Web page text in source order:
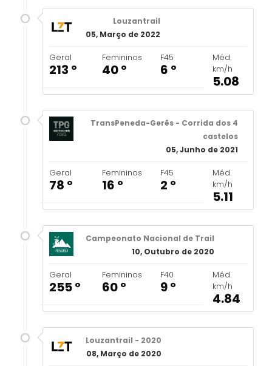
Louzantrail
05, Março de 2022
Geral
213 º
Femininos
40 º
F45
6 º
Méd.
km/h
5.08
TransPeneda-Gerês - Corrida dos 4
castelos
05, Junho de 2021
Geral
78 º
Femininos
16 º
F45
2 º
Méd.
km/h
5.11
Campeonato Nacional de Trail
10, Outubro de 2020
Geral
255 º
Femininos
60 º
F40
9 º
Méd.
km/h
4.84
Louzantrail - 2020
08, Março de 2020